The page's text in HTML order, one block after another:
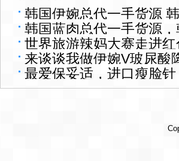
韩国伊婉总代一手货源
韩国蓝肉总代一手货源
世界旅游辣妈大赛走进
来谈谈我做伊婉V玻尿酸
最爱保妥适，进口瘦脸针